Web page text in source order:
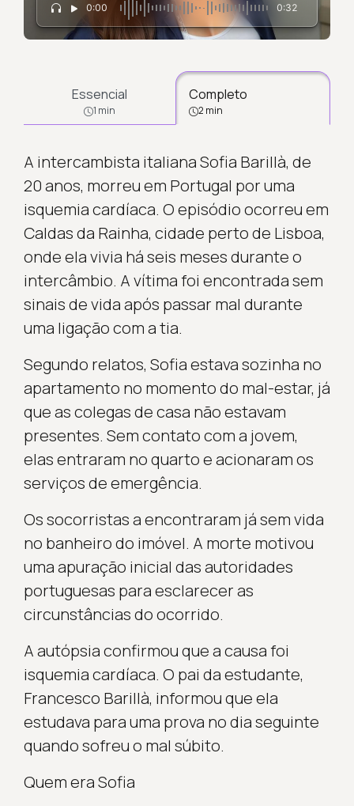
0:00 0:32
Essencial
1 min
Completo
2 min
A intercambista italiana Sofia Barillà, de
20 anos, morreu em Portugal por uma
isquemia cardíaca. O episódio ocorreu em
Caldas da Rainha, cidade perto de Lisboa,
onde ela vivia há seis meses durante o
intercâmbio. A vítima foi encontrada sem
sinais de vida após passar mal durante
uma ligação com a tia.
Segundo relatos, Sofia estava sozinha no
apartamento no momento do mal-estar, já
que as colegas de casa não estavam
presentes. Sem contato com a jovem,
elas entraram no quarto e acionaram os
serviços de emergência.
Os socorristas a encontraram já sem vida
no banheiro do imóvel. A morte motivou
uma apuração inicial das autoridades
portuguesas para esclarecer as
circunstâncias do ocorrido.
A autópsia confirmou que a causa foi
isquemia cardíaca. O pai da estudante,
Francesco Barillà, informou que ela
estudava para uma prova no dia seguinte
quando sofreu o mal súbito.
Quem era Sofia